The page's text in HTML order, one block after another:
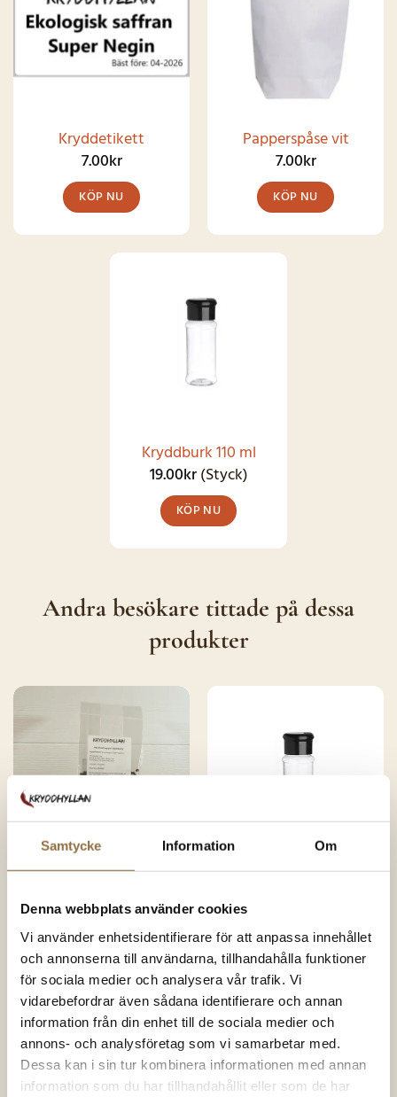
Samtycke Information Om
Denna webbplats använder cookies
Vi använder enhetsidentifierare för att anpassa innehållet
och annonserna till användarna, tillhandahålla funktioner
för sociala medier och analysera vår trafik. Vi
vidarebefordrar även sådana identifierare och annan
information från din enhet till de sociala medier och
annons- och analysföretag som vi samarbetar med.
Dessa kan i sin tur kombinera informationen med annan
information som du har tillhandahållit eller som de har
Kryddetikett
7.00kr
KÖP NU
Papperspåse vit
7.00kr
KÖP NU
Kryddburk 110 ml
19.00kr(Styck)
KÖP NU
Andra besökare tittade på dessa
produkter
LAGER IGEN
Hel Svartpeppar
Tellicherry
Betygsatt
4.86av 5
63.00kr (100 gram)
630.00kr/kg
KÖP NU
Kryddburk 110 ml
Betygsatt
4.49 av 5
19.00 kr(Styck)
KÖP NU